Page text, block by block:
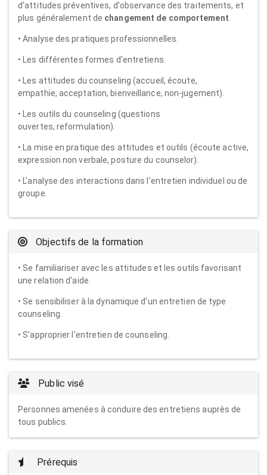
d'attitudes préventives, d'observance des traitements, et
plus généralement de changement de comportement
• Analyse des pratiques professionnelles.
• Les différentes formes d'entretiens.
• Les attitudes du counseling (accueil, écoute,
empathie, acceptation, bienveillance, non-jugement).
• Les outils du counseling (questions
ouvertes, reformulation).
• La mise en pratique des attitudes et outils (écoute active,
expression non verbale, posture du counselor).
• L'analyse des interactions dans l'entretien individuel ou de
groupe.
Objectifs de la formation
• Se familiariser avec les attitudes et les outils favorisant
une relation d'aide.
• Se sensibiliser à la dynamique d'un entretien de type
counseling.
• S'approprier l'entretien de counseling.
Public visé
Personnes amenées à conduire des entretiens auprès de
tous publics.
Prérequis